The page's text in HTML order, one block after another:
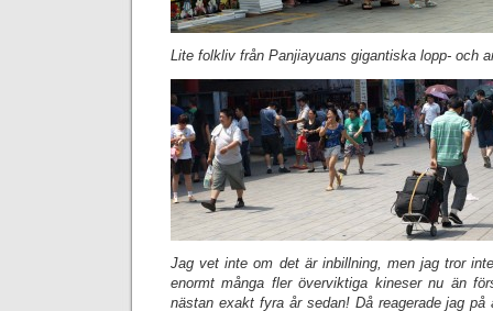
Lite folkliv från Panjiayuans gigantiska lopp- och
Jag vet inte om det är inbillning, men jag tror
enormt många fler överviktiga kineser nu än
nästan exakt fyra år sedan! Då reagerade jag